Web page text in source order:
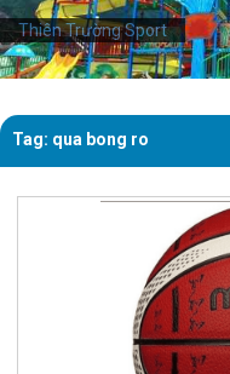
Thiên Trường Sport
Tag: qua bong ro